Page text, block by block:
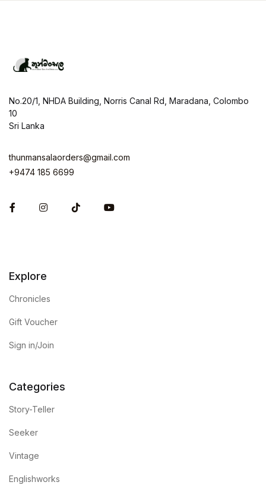
No.20/1, NHDA Building, Norris Canal Rd, Maradana, Colombo
10
Sri Lanka
thunmansalaorders@gmail.com
+9474 185 6699
FacebookInstagram
Explore
Chronicles
Gift Voucher
Sign in/Join
Categories
Story-Teller
Seeker
Vintage
Englishworks